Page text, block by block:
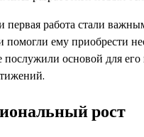
первая работа стали
помогли ему приобрести
послужили основой для
рост